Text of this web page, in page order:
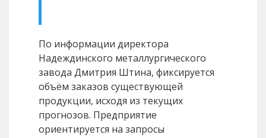
По информации директора
Надеждинского металлургического
завода Дмитрия Штина, фиксируется
объём заказов существующей
продукции, исходя из текущих
прогнозов. Предприятие
ориентируется на запросы